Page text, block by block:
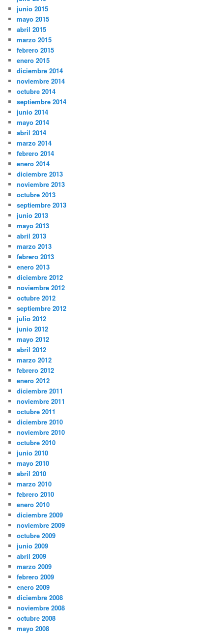
junio 2015
mayo 2015
abril 2015
marzo 2015
febrero 2015
enero 2015
diciembre 2014
noviembre 2014
octubre 2014
septiembre 2014
junio 2014
mayo 2014
abril 2014
marzo 2014
febrero 2014
enero 2014
diciembre 2013
noviembre 2013
octubre 2013
septiembre 2013
junio 2013
mayo 2013
abril 2013
marzo 2013
febrero 2013
enero 2013
diciembre 2012
noviembre 2012
octubre 2012
septiembre 2012
julio 2012
junio 2012
mayo 2012
abril 2012
marzo 2012
febrero 2012
enero 2012
diciembre 2011
noviembre 2011
octubre 2011
diciembre 2010
noviembre 2010
octubre 2010
junio 2010
mayo 2010
abril 2010
marzo 2010
febrero 2010
enero 2010
diciembre 2009
noviembre 2009
octubre 2009
junio 2009
abril 2009
marzo 2009
febrero 2009
enero 2009
diciembre 2008
noviembre 2008
octubre 2008
mayo 2008